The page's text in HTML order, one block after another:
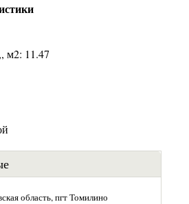
м2: 11.47
область, пгт Томилино